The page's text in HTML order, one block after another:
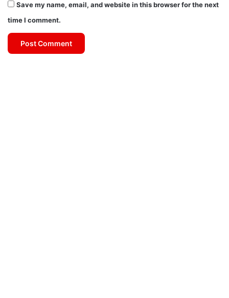
Save my name, email, and website in this browser for the next
time I comment.